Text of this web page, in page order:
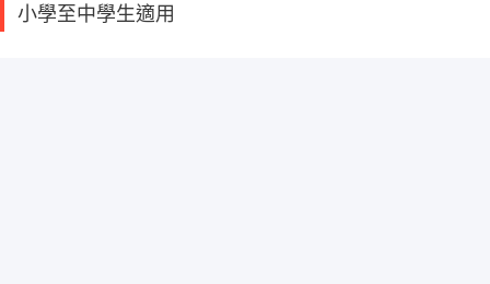
小學至中學生適用